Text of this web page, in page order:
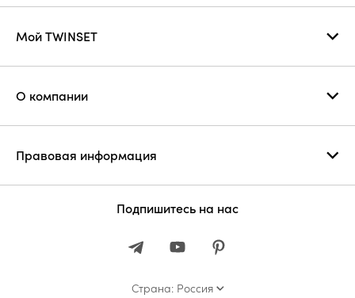
Мой TWINSET
О компании
Правовая информация
Подпишитесь на нас
Страна: Россия